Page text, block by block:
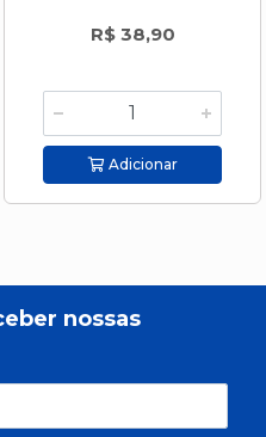
R$ 38,90
Adicionar
nossas